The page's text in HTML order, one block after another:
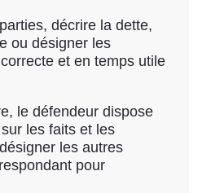
décrire la dette,
ou désigner les
et en temps utile
le défendeur dispose
les faits et les
les autres
pour